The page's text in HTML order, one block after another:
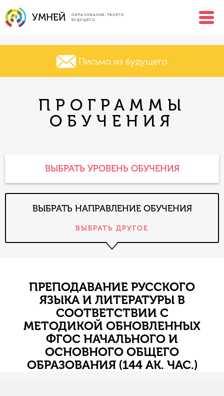
УМНЕЙ
ОБРАЗОВАНИЕ ТВОЕГО
БУДУЩЕГО
Письмо из будущего
ПРОГРАММЫ
ОБУЧЕНИЯ
ВЫБРАТЬ УРОВЕНЬ ОБУЧЕНИЯ
ВЫБРАТЬ НАПРАВЛЕНИЕ ОБУЧЕНИЯ
ВЫБРАТЬ ДРУГОЕ
ПРЕПОДАВАНИЕ РУССКОГО
ЯЗЫКА И ЛИТЕРАТУРЫ В
СООТВЕТСТВИИ С
МЕТОДИКОЙ ОБНОВЛЕННЫХ
ФГОС НАЧАЛЬНОГО И
ОСНОВНОГО ОБЩЕГО
ОБРАЗОВАНИЯ (144 АК. ЧАС.)